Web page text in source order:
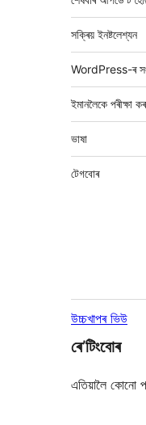
সক্ৰিয় ইনষ্টলেশ্যন
WordPress-ৰ
ইমানলৈকে পৰীক্ষা
ভাষা
টেগবোৰ
উচ্চখাপৰ ভিউ
ৰে’টিংবোৰ
এতিয়ালৈ কোনো